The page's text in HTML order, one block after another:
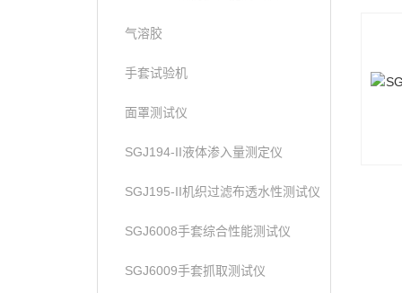
气溶胶
手套试验机
面罩测试仪
SGJ194-II液体渗入量测定仪
SGJ195-II机织过滤布透水性测试仪
SGJ6008手套综合性能测试仪
SGJ6009手套抓取测试仪